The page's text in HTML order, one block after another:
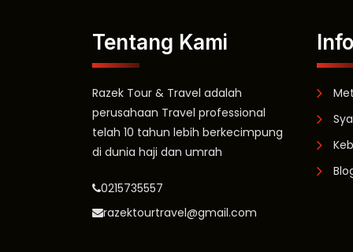
Tentang Kami
Razek Tour & Travel adalah
perusahaan Travel professional
telah 10 tahun lebih berkecimpung
di dunia haji dan umrah
0215735557
razektourtravel@gmail.com